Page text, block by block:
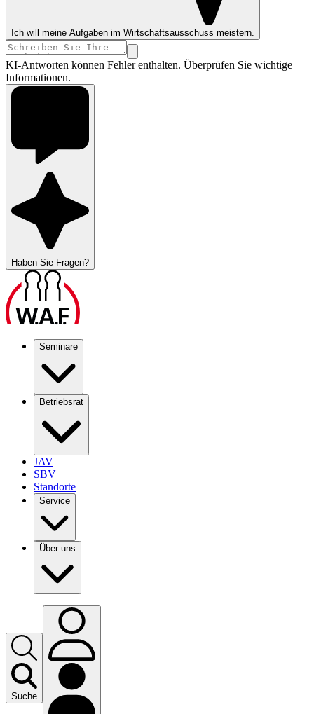
Ich will meine Aufgaben im Wirtschaftsausschuss meistern.
KI-Antworten können Fehler enthalten. Überprüfen Sie wichtige
Informationen.
Haben Sie Fragen?
Seminare
Betriebsrat
JAV
SBV
Standorte
Service
Über uns
Suche